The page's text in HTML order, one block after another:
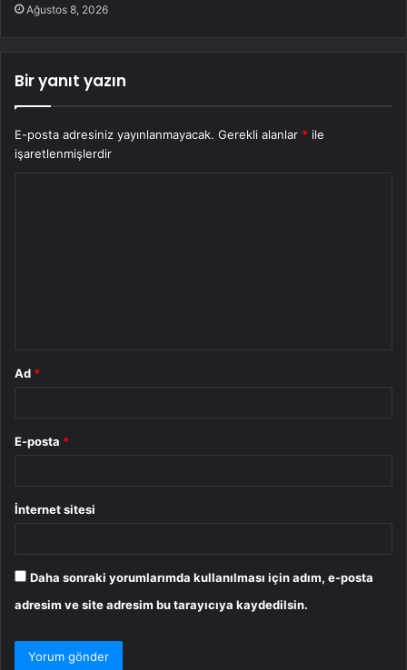
Ağustos 8, 2026
Bir yanıt yazın
E-posta adresiniz yayınlanmayacak. Gerekli alanlar * ile
işaretlenmişlerdir
Ad *
E-posta *
İnternet sitesi
Daha sonraki yorumlarımda kullanılması için adım, e-posta
adresim ve site adresim bu tarayıcıya kaydedilsin.